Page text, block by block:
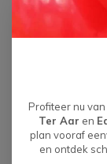
Buffetkast
Profiteer nu
Ter Aar en
plan vooraf
en ontdek